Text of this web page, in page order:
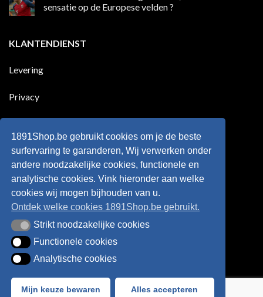
100
land
scoort
jaar
nog
eens
tegen
sensatie op de Europese velden ?
Wie
is
Haaland,
Europese
KLANTENDIENST
Levering
Privacy
Retourneren
Algemene voorwaarden
BancontactVisa
1891Shop.be gebruikt cookies om je de beste
surfervaring te garanderen, Wij verwerken onder
andere noodzakelijke cookies, functionele en
analytische cookies. Vink hieronder aan welke
cookies wij mogen bijhouden van u.
Ontdek welke cookies 1891Shop.be gebruikt.
Strikt noodzakelijke cookies
Strikt noodzakelijke cookies
Functionele cookies
Functionele cookies
Analytische cookies
Analytische cookies
Mijn keuze bewaren Alles accepteren